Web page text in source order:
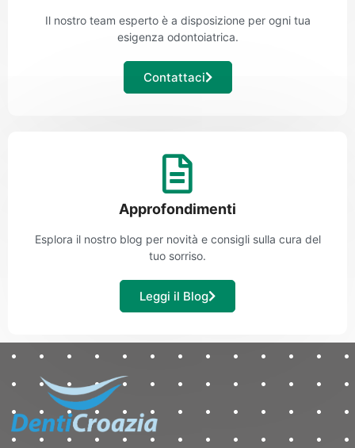
Il nostro team esperto è a disposizione per ogni tua
esigenza odontoiatrica.
Contattaci
Approfondimenti
Esplora il nostro blog per novità e consigli sulla cura del
tuo sorriso.
Leggi il Blog